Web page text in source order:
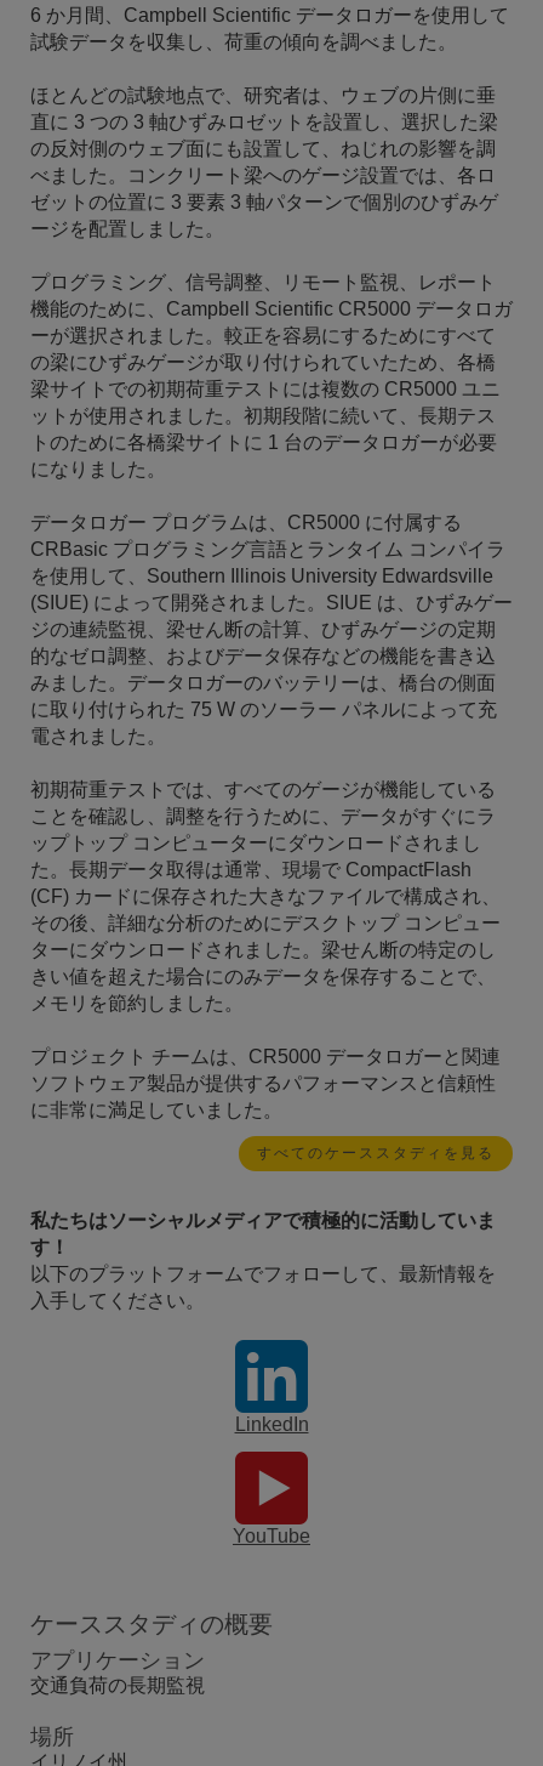
6 か月間、Campbell Scientific データロガーを使用して
試験データを収集し、荷重の傾向を調べました。
ほとんどの試験地点で、研究者は、ウェブの片側に垂
直に 3 つの 3 軸ひずみロゼットを設置し、選択した梁
の反対側のウェブ面にも設置して、ねじれの影響を調
べました。コンクリート梁へのゲージ設置では、各ロ
ゼットの位置に 3 要素 3 軸パターンで個別のひずみゲ
ージを配置しました。
プログラミング、信号調整、リモート監視、レポート
機能のために、Campbell Scientific CR5000 データロガ
ーが選択されました。較正を容易にするためにすべて
の梁にひずみゲージが取り付けられていたため、各橋
梁サイトでの初期荷重テストには複数の CR5000 ユニ
ットが使用されました。初期段階に続いて、長期テス
トのために各橋梁サイトに 1 台のデータロガーが必要
になりました。
データロガー プログラムは、CR5000 に付属する
CRBasic プログラミング言語とランタイム コンパイラ
を使用して、Southern Illinois University Edwardsville
(SIUE) によって開発されました。SIUE は、ひずみゲー
ジの連続監視、梁せん断の計算、ひずみゲージの定期
的なゼロ調整、およびデータ保存などの機能を書き込
みました。データロガーのバッテリーは、橋台の側面
に取り付けられた 75 W のソーラー パネルによって充
電されました。
初期荷重テストでは、すべてのゲージが機能している
ことを確認し、調整を行うために、データがすぐにラ
ップトップ コンピューターにダウンロードされまし
た。長期データ取得は通常、現場で CompactFlash
(CF) カードに保存された大きなファイルで構成され、
その後、詳細な分析のためにデスクトップ コンピュー
ターにダウンロードされました。梁せん断の特定のし
きい値を超えた場合にのみデータを保存することで、
メモリを節約しました。
プロジェクト チームは、CR5000 データロガーと関連
ソフトウェア製品が提供するパフォーマンスと信頼性
に非常に満足していました。
すべてのケーススタディを見る
私たちはソーシャルメディアで積極的に活動していま
す！
以下のプラットフォームでフォローして、最新情報を
入手してください。
LinkedIn
YouTube
ケーススタディの概要
アプリケーション
交通負荷の長期監視
場所
イリノイ州